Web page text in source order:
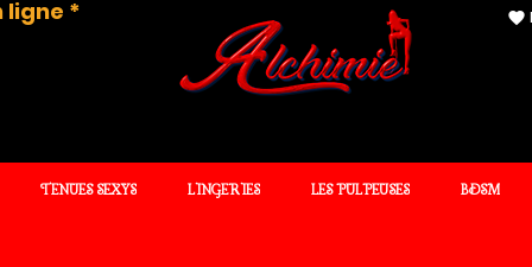
ligne * favorite
TENUES SEXYS LINGERIES LES PULPEUSES BDSM